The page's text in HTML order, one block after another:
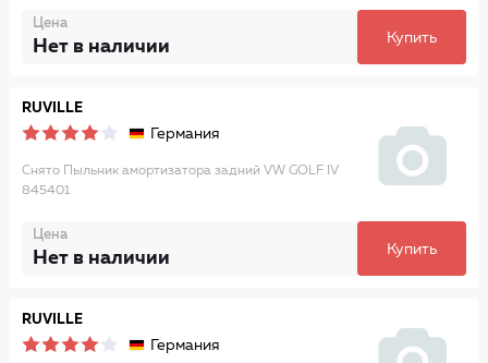
Цена
Нет в наличии Купить
RUVILLE
Германия
Снято Пыльник амортизатора задний VW GOLF IV
845401
Цена
Нет в наличии Купить
RUVILLE
Германия